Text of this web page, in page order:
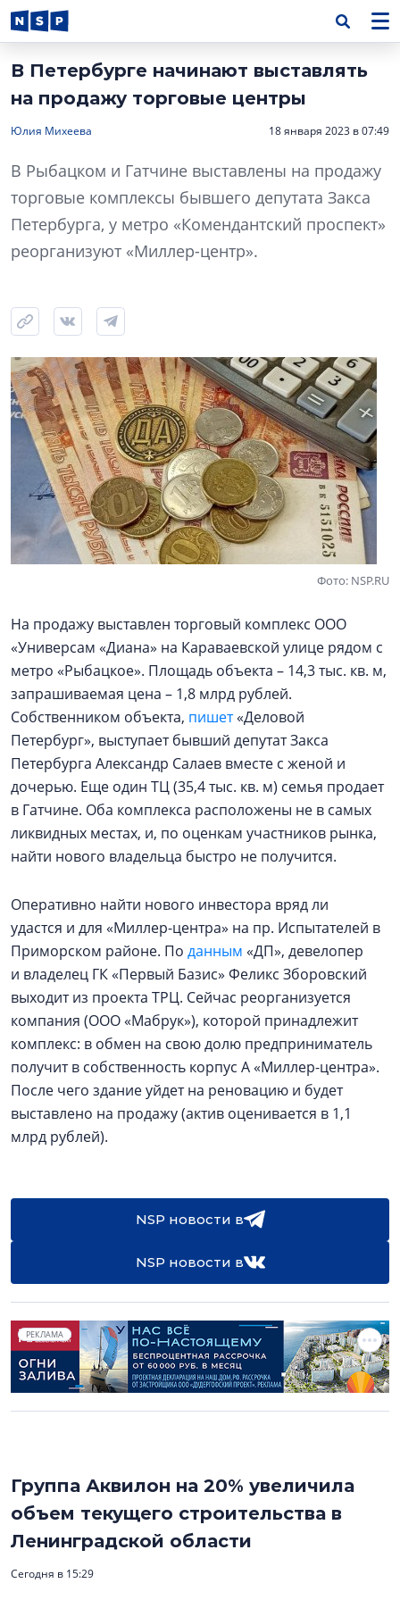
В Петербурге начинают выставлять
на продажу торговые центры
Юлия Михеева 18 января 2023 в 07:49
В Рыбацком и Гатчине выставлены на продажу
торговые комплексы бывшего депутата Закса
Петербурга, у метро «Комендантский проспект»
реорганизуют «Миллер-центр».
Фото: NSP.RU
На продажу выставлен торговый комплекс ООО
«Универсам «Диана» на Караваевской улице рядом с
метро «Рыбацкое». Площадь объекта – 14,3 тыс. кв. м,
запрашиваемая цена – 1,8 млрд рублей.
Собственником объекта, пишет«Деловой
Петербург», выступает бывший депутат Закса
Петербурга Александр Салаев вместе с женой и
дочерью. Еще один ТЦ (35,4 тыс. кв. м) семья продает
в Гатчине. Оба комплекса расположены не в самых
ликвидных местах, и, по оценкам участников рынка,
найти нового владельца быстро не получится.
Оперативно найти нового инвестора вряд ли
удастся и для «Миллер-центра» на пр. Испытателей в
Приморском районе. По данным «ДП», девелопер
и владелец ГК «Первый Базис» Феликс Зборовский
выходит из проекта ТРЦ. Сейчас реорганизуется
компания (ООО «Мабрук»), которой принадлежит
комплекс: в обмен на свою долю предприниматель
получит в собственность корпус А «Миллер-центра».
После чего здание уйдет на реновацию и будет
выставлено на продажу (актив оценивается в 1,1
млрд рублей).
NSP новости в
NSP новости в
РЕКЛАМА
Группа Аквилон на 20% увеличила
объем текущего строительства в
Ленинградской области
Сегодня в 15:29